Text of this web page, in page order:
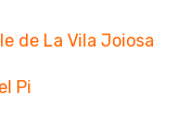
de La Vila Joiosa
Pi